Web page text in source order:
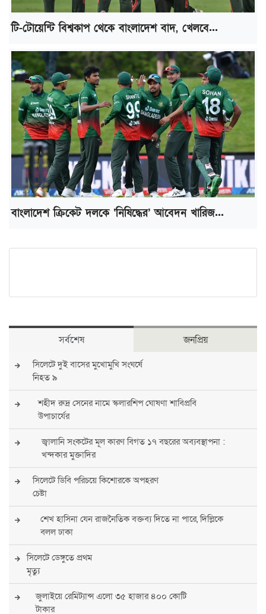
টি-টোয়েন্টি বিশ্বকাপ থেকে বাংলাদেশ বাদ, খেলবে...
বাংলাদেশ ক্রিকেট দলকে ‘নিষিদ্ধের’ আবেদন খারিজ...
সর্বশেষ জনপ্রিয়
সিলেটে দুই বাসের মুখোমুখি সংঘর্ষে
নিহত ৯
শহীদ রুদ্র সেনের নামে স্কলারশিপ ঘোষণা শাবিপ্রবি
উপাচার্যের
জ্বালানি সংকটের মূল কারণ বিগত ১৭ বছরের অব্যবস্থাপনা :
খন্দকার মুক্তাদির
সিলেটে ডিবি পরিচয়ে কিশোরকে অপহরণ
চেষ্টা
শেখ হাসিনা যেন রাজনৈতিক বক্তব্য দিতে না পারে, দিল্লিকে
বলল ঢাকা
সিলেটে ডেঙ্গুতে প্রথম
মৃত্যু
জুলাইয়ে রেমিট্যান্স এলো ৩৫ হাজার ৪০০ কোটি
টাকার